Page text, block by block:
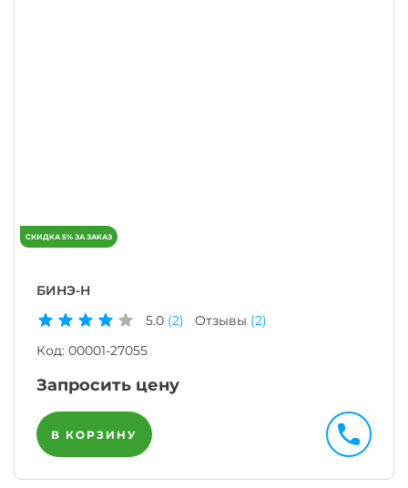
БИНЭ-Н
5.0 (2) Отзывы (2)
Код: 00001-27055
Запросить цену
В КОРЗИНУ